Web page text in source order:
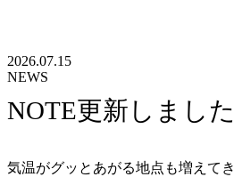
2026.07.15
NEWS
NOTE更新しました
気温がグッとあがる地点も増えて